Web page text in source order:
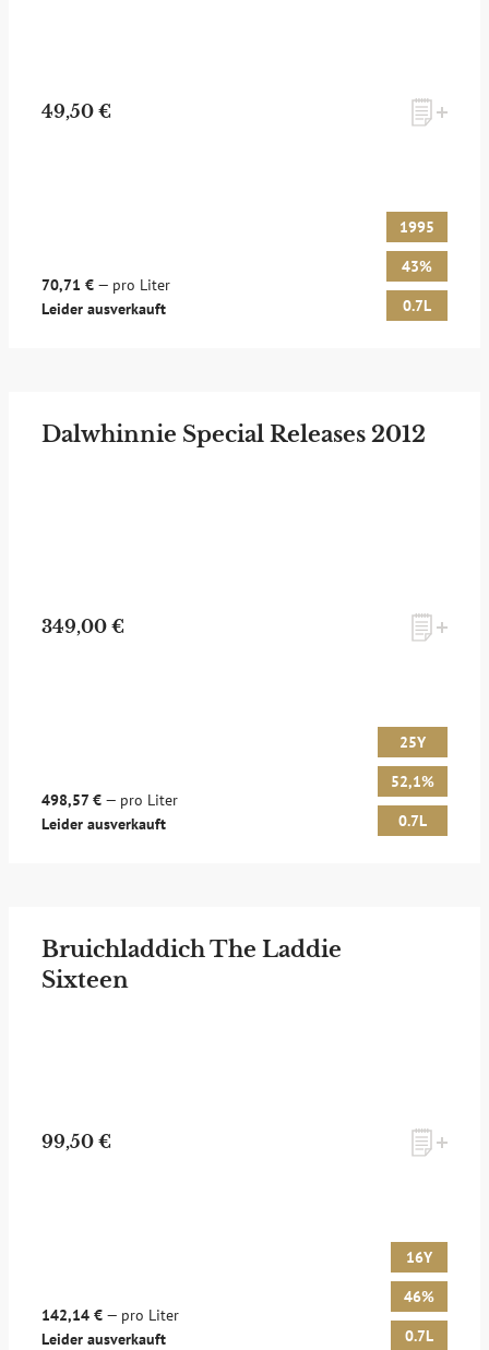
49,50 €
70,71 € — pro Liter
Leider ausverkauft
1995
43%
0.7L
Dalwhinnie Special Releases 2012
349,00 €
498,57 € — pro Liter
Leider ausverkauft
25Y
52,1%
0.7L
Bruichladdich The Laddie
Sixteen
99,50 €
142,14 € — pro Liter
Leider ausverkauft
16Y
46%
0.7L